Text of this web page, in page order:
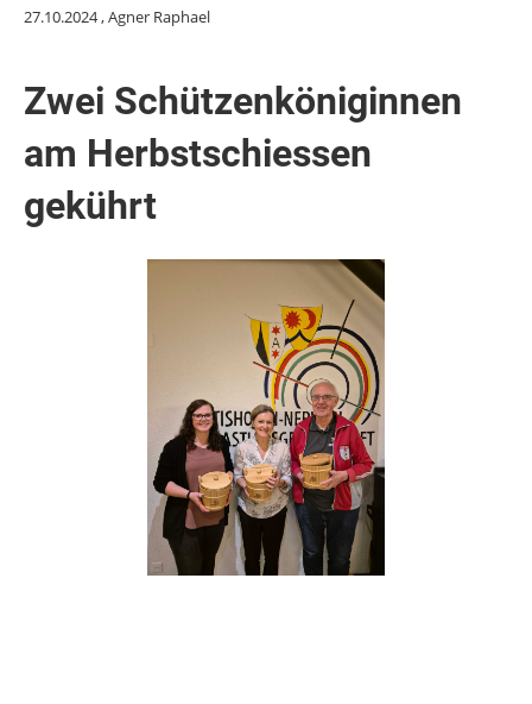
27.10.2024, Agner Raphael
Zwei Schützenköniginnen
am Herbstschiessen
gekührt